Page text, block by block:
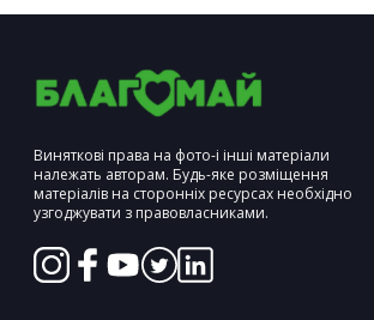
Виняткові права на фото-і інші матеріали
належать авторам. Будь-яке розміщення
матеріалів на сторонніх ресурсах необхідно
узгоджувати з правовласниками.